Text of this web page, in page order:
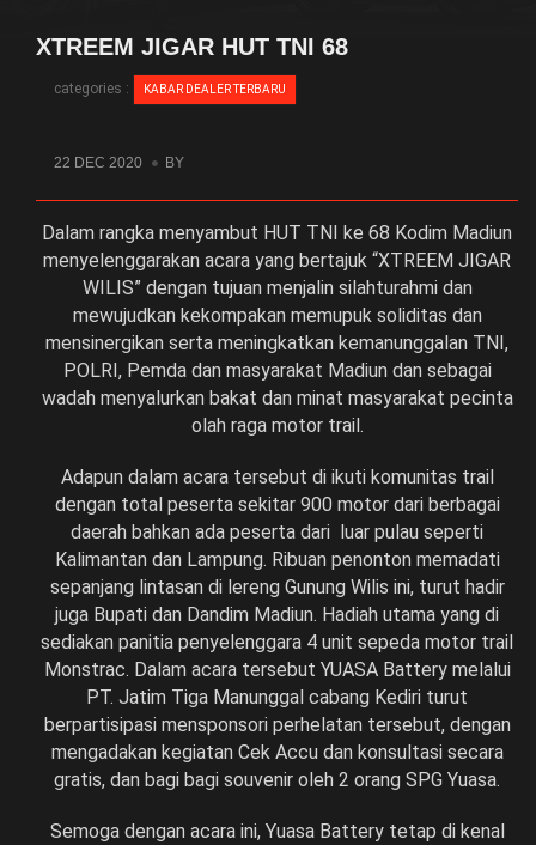
XTREEM JIGAR HUT TNI 68
categories : KABAR DEALER TERBARU
22 DEC 2020 BY
Dalam rangka menyambut HUT TNI ke 68 Kodim Madiun
menyelenggarakan acara yang bertajuk “XTREEM JIGAR
WILIS” dengan tujuan menjalin silahturahmi dan
mewujudkan kekompakan memupuk soliditas dan
mensinergikan serta meningkatkan kemanunggalan TNI,
POLRI, Pemda dan masyarakat Madiun dan sebagai
wadah menyalurkan bakat dan minat masyarakat pecinta
olah raga motor trail.
Adapun dalam acara tersebut di ikuti komunitas trail
dengan total peserta sekitar 900 motor dari berbagai
daerah bahkan ada peserta dari luar pulau seperti
Kalimantan dan Lampung. Ribuan penonton memadati
sepanjang lintasan di lereng Gunung Wilis ini, turut hadir
juga Bupati dan Dandim Madiun. Hadiah utama yang di
sediakan panitia penyelenggara 4 unit sepeda motor trail
Monstrac. Dalam acara tersebut YUASA Battery melalui
PT. Jatim Tiga Manunggal cabang Kediri turut
berpartisipasi mensponsori perhelatan tersebut, dengan
mengadakan kegiatan Cek Accu dan konsultasi secara
gratis, dan bagi bagi souvenir oleh 2 orang SPG Yuasa.
Semoga dengan acara ini, Yuasa Battery tetap di kenal